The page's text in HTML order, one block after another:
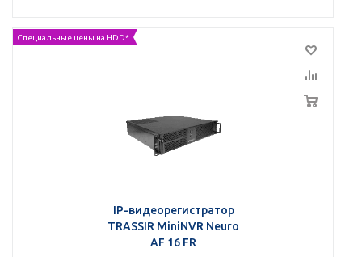
Специальные цены на HDD*
IP-видеорегистратор
TRASSIR MiniNVR Neuro
AF 16 FR